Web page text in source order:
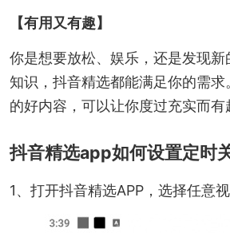
【有用又有趣】
你是想要放松、娱乐，还是发现新
知识，抖音精选都能满足你的需
的好内容，可以让你度过充实而有
抖音精选app如何设置定时
1、打开抖音精选APP，选择任意视